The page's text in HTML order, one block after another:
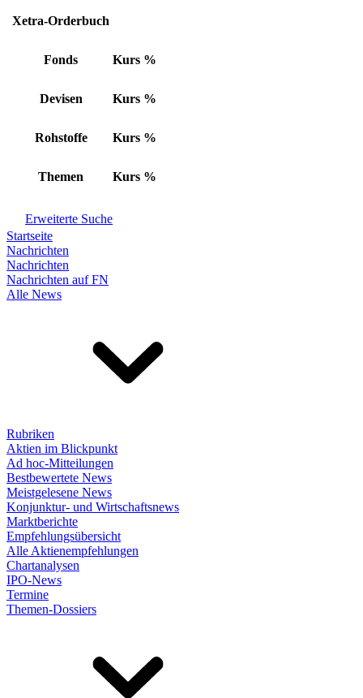
Xetra-Orderbuch
Fonds Kurs %
Devisen Kurs %
Rohstoffe Kurs %
Themen Kurs %
Erweiterte Suche
Startseite
Nachrichten
Nachrichten
Nachrichten auf FN
Alle News
Rubriken
Aktien im Blickpunkt
Ad hoc-Mitteilungen
Bestbewertete News
Meistgelesene News
Konjunktur- und Wirtschaftsnews
Marktberichte
Empfehlungsübersicht
Alle Aktienempfehlungen
Chartanalysen
IPO-News
Termine
Themen-Dossiers